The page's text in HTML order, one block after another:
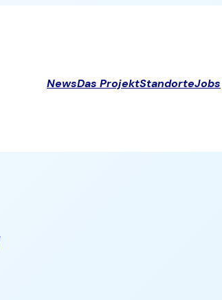
NewsDas ProjektStandorteJobs